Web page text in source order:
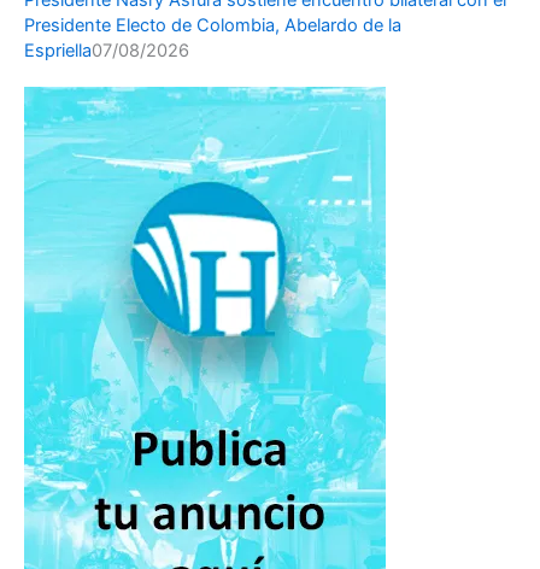
Presidente Electo de Colombia, Abelardo de la
Espriella07/08/2026